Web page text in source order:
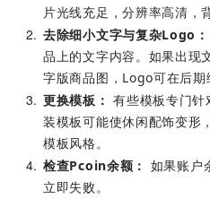
片光线充足，分辨率高清，
2 去除细小文字与复杂Logo：
品上的文字内容。如果出现
字版商品图，Logo可在后期
3 更换模板： 有些模板专门针
装模板可能使休闲配饰变形
模板风格。
4 检查Pcoin余额： 如果账户
立即失败。